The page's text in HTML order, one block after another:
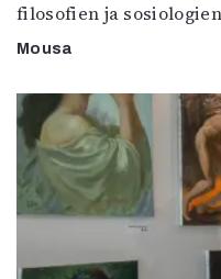
filosofien ja
Mousa